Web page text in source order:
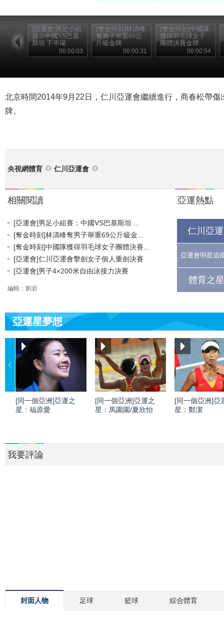
[亞運會]男足小組
賽：中國VS巴基
斯坦 下半場
00:50:03
[奪金時刻]林清峰
奪男子舉重69公
斤級金牌
00:00:31
[奪金時刻]中國隊
獲得羽毛球女子
團體決賽金牌
00:00:54
北京時間2014年9月22日，仁川亞運會繼續進行，商春松帶
牌。
央視網體育 仁川亞運會
相關閱讀
[亞運會]男足小組賽：中國VS巴基斯坦 ...
[奪金時刻]林清峰奪男子舉重69公斤級金...
[奪金時刻]中國隊獲得羽毛球女子團體決賽...
[亞運會]仁川亞運會擊劍女子個人重劍決賽
[亞運會]男子4×200米自由泳接力決賽
編輯：劉岩
亞運熱點
仁川亞
亞運會明星追
體育之
亞運星夢想
[同一個亞洲]亞運之
星：福原愛
[同一個亞洲]亞運之
星：馬園園/夏欣怡
[同一個亞洲]亞
星：鄭潔
我要評論
封面人物 足球 籃球 綜合體育